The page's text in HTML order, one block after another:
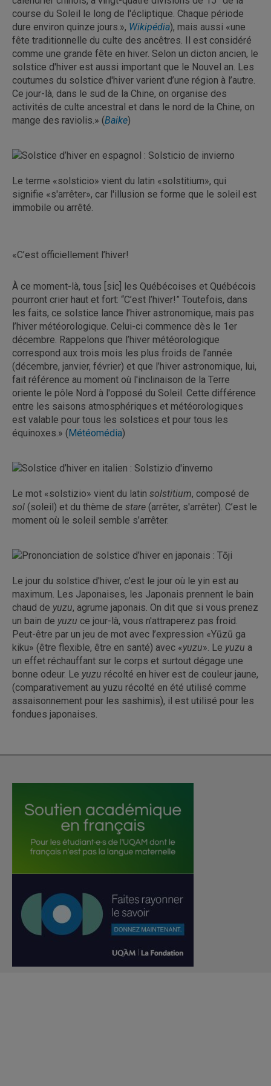
course du Soleil le long de l'écliptique. Chaque période
dure environ quinze jours.», Wikipédia), mais aussi «une
fête traditionnelle du culte des ancêtres. Il est considéré
comme une grande fête en hiver. Selon un dicton ancien, le
solstice d'hiver est aussi important que le Nouvel an. Les
coutumes du solstice d'hiver varient d’une région à l’autre.
Ce jour-là, dans le sud de la Chine, on organise des
activités de culte ancestral et dans le nord de la Chine, on
mange des raviolis.» (Baike)
Le terme «solsticio» vient du latin «solstitium», qui
signifie «s'arrêter», car l'illusion se forme que le soleil est
immobile ou arrêté.
«C’est officiellement l’hiver!
À ce moment-là, tous [sic] les Québécoises et Québécois
pourront crier haut et fort: “C’est l’hiver!” Toutefois, dans
les faits, ce solstice lance l’hiver astronomique, mais pas
l’hiver météorologique. Celui-ci commence dès le 1er
décembre. Rappelons que l’hiver météorologique
correspond aux trois mois les plus froids de l’année
(décembre, janvier, février) et que l’hiver astronomique, lui,
fait référence au moment où l'inclinaison de la Terre
oriente le pôle Nord à l'opposé du Soleil. Cette différence
entre les saisons atmosphériques et météorologiques
est valable pour tous les solstices et pour tous les
équinoxes.» (Météomédia)
Le mot «solstizio» vient du latin solstitium, composé de
sol (soleil) et du thème de stare (arrêter, s'arrêter). C’est le
moment où le soleil semble s’arrêter.
Le jour du solstice d'hiver, c’est le jour où le yin est au
maximum. Les Japonaises, les Japonais prennent le bain
chaud de yuzu, agrume japonais. On dit que si vous prenez
un bain de yuzu ce jour-là, vous n'attraperez pas froid.
Peut-être par un jeu de mot avec l’expression «Yūzū ga
kiku» (être flexible, être en santé) avec «yuzu». Le yuzu a
un effet réchauffant sur le corps et surtout dégage une
bonne odeur. Le yuzu récolté en hiver est de couleur jaune,
(comparativement au yuzu récolté en été utilisé comme
assaisonnement pour les sashimis), il est utilisé pour les
fondues japonaises.